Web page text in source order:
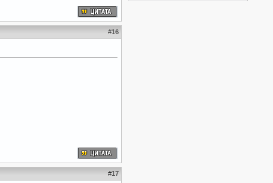
#16
#17